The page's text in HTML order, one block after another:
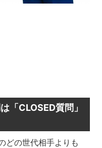
「CLOSED質問」
どの世代相手よりも